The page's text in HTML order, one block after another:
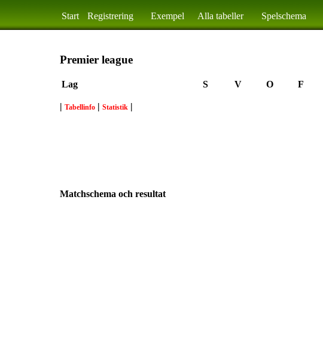
Premier league
Lag S V O F
| Tabellinfo | Statistik |
Matchschema och resultat
Start Registrering Exempel Alla tabeller Spelschema